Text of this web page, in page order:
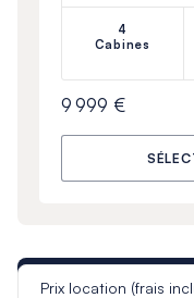
4
Cabines
9 999 €
Prix location (frais